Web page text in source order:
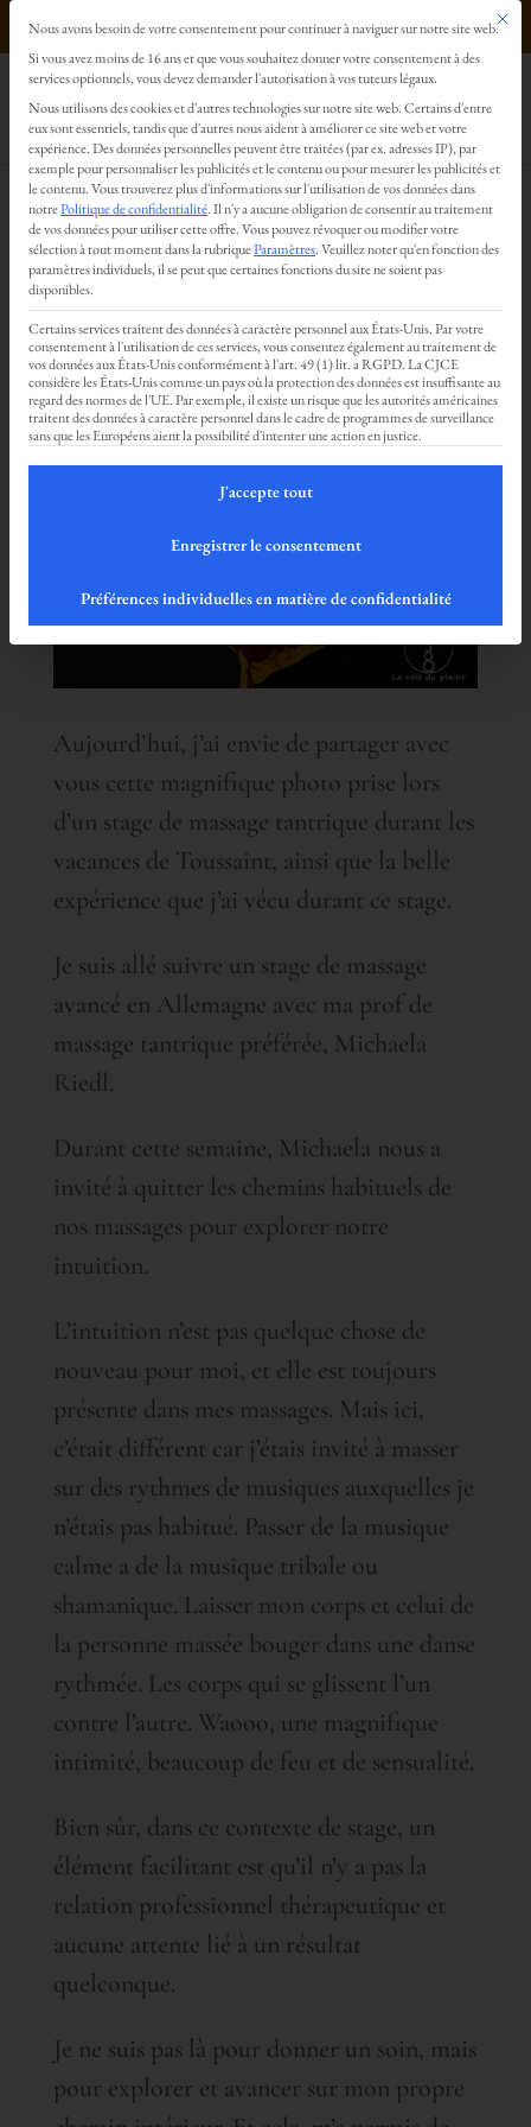
0499293179
Massage tantrique et intuition
parNicolas Deru|Déc 13, 2021
Aujourd’hui, j’ai envie de partager avec
vous cette magnifique photo prise lors
d’un stage de massage tantrique durant les
vacances de Toussaint, ainsi que la belle
expérience que j’ai vécu durant ce stage.
Je suis allé suivre un stage de massage
avancé en Allemagne avec ma prof de
massage tantrique préférée, Michaela
Riedl.
Durant cette semaine, Michaela nous a
invité à quitter les chemins habituels de
nos massages pour explorer notre
intuition.
L’intuition n’est pas quelque chose de
nouveau pour moi, et elle est toujours
présente dans mes massages. Mais ici,
c’était différent car j’étais invité à masser
sur des rythmes de musiques auxquelles je
n’étais pas habitué. Passer de la musique
calme a de la musique tribale ou
shamanique. Laisser mon corps et celui de
la personne massée bouger dans une danse
rythmée. Les corps qui se glissent l’un
contre l’autre. Waooo, une magnifique
intimité, beaucoup de feu et de sensualité.
Bien sûr, dans ce contexte de stage, un
élément facilitant est qu’il n’y a pas la
relation professionnel thérapeutique et
aucune attente lié à un résultat
quelconque.
Je ne suis pas là pour donner un soin, mais
pour explorer et avancer sur mon propre
Ce
Préférences en matière de confidentialité
Nous avons besoin de votre consentement pour continuer à naviguer sur notre site web.
Si vous avez moins de 16 ans et que vous souhaitez donner votre consentement à des
services optionnels, vous devez demander l'autorisation à vos tuteurs légaux.
Nous utilisons des cookies et d'autres technologies sur notre site web. Certains d'entre
eux sont essentiels, tandis que d'autres nous aident à améliorer ce site web et votre
expérience.Des données personnelles peuvent être traitées (par ex. adresses IP), par
exemple pour personnaliser les publicités et le contenu ou pour mesurer les publicités et
le contenu.Vous trouverez plus d'informations sur l'utilisation de vos données dans
notrePolitique de confidentialité.Il n'y a aucune obligation de consentir au traitement
de vos données pour utiliser cette offre.Vous pouvez révoquer ou modifier votre
sélection à tout moment dans la rubriqueParamètres.Veuillez noter qu'en fonction des
paramètres individuels, il se peut que certaines fonctions du site ne soient pas
disponibles.
Certains services traitent des données à caractère personnel aux États-Unis. Par votre
consentement à l'utilisation de ces services, vous consentez également au traitement de
vos données aux États-Unis conformément à l'art. 49 (1) lit. a RGPD. La CJCE
considère les États-Unis comme un pays où la protection des données est insuffisante au
regard des normes de l'UE. Par exemple, il existe un risque que les autorités américaines
traitent des données à caractère personnel dans le cadre de programmes de surveillance
sans que les Européens aient la possibilité d'intenter une action en justice.
J'accepte tout
Enregistrer le consentement
Préférences individuelles en matière de confidentialité